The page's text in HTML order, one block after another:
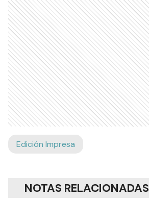
Edición Impresa
NOTAS RELACIONADAS